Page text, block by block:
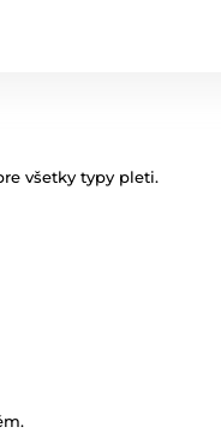
všetky typy pleti.